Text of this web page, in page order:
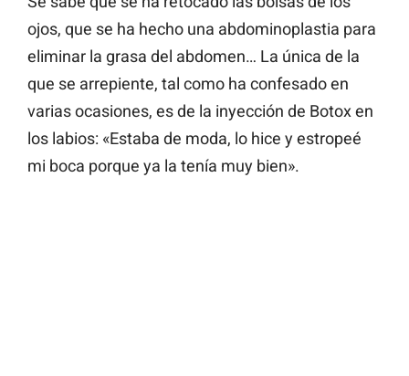
ojos, que se ha hecho una abdominoplastia para
eliminar la grasa del abdomen… La única de la
que se arrepiente, tal como ha confesado en
varias ocasiones, es de la inyección de Botox en
los labios: «Estaba de moda, lo hice y estropeé
mi boca porque ya la tenía muy bien».